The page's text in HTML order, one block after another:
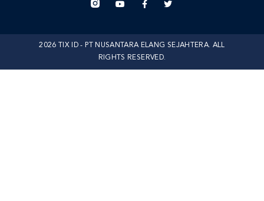
2026 TIX ID - PT NUSANTARA ELANG SEJAHTERA. ALL
RIGHTS RESERVED.